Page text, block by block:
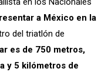
a México en la
del triatlón de
es de 750 metros,
y 5 kilómetros de